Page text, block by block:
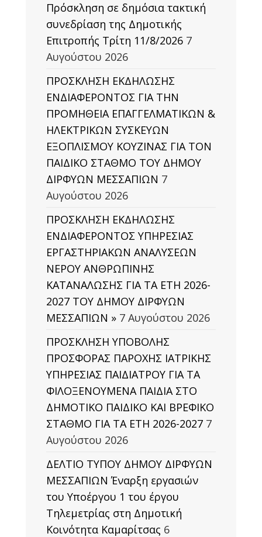
Πρόσκληση σε δημόσια τακτική
συνεδρίαση της Δημοτικής
Επιτροπής Τρίτη 11/8/2026 7
Αυγούστου 2026
ΠΡΟΣΚΛΗΣΗ ΕΚΔΗΛΩΣΗΣ
ΕΝΔΙΑΦΕΡΟΝΤΟΣ ΓΙΑ ΤΗΝ
ΠΡΟΜΗΘΕΙΑ ΕΠΑΓΓΕΛΜΑΤΙΚΩΝ &
ΗΛΕΚΤΡΙΚΩΝ ΣΥΣΚΕΥΩΝ
ΕΞΟΠΛΙΣΜΟΥ ΚΟΥΖΙΝΑΣ ΓΙΑ ΤΟΝ
ΠΑΙΔΙΚΟ ΣΤΑΘΜΟ ΤΟΥ ΔΗΜΟΥ
ΔΙΡΦΥΩΝ ΜΕΣΣΑΠΙΩΝ 7
Αυγούστου 2026
ΠΡΟΣΚΛΗΣΗ ΕΚΔΗΛΩΣΗΣ
ΕΝΔΙΑΦΕΡΟΝΤΟΣ ΥΠΗΡΕΣΙΑΣ
ΕΡΓΑΣΤΗΡΙΑΚΩΝ ΑΝΑΛΥΣΕΩΝ
ΝΕΡΟΥ ΑΝΘΡΩΠΙΝΗΣ
ΚΑΤΑΝΑΛΩΣΗΣ ΓΙΑ ΤΑ ΕΤΗ 2026-
2027 ΤΟΥ ΔΗΜΟΥ ΔΙΡΦΥΩΝ
ΜΕΣΣΑΠΙΩΝ » 7 Αυγούστου 2026
ΠΡΟΣΚΛΗΣΗ ΥΠΟΒΟΛΗΣ
ΠΡΟΣΦΟΡΑΣ ΠΑΡΟΧΗΣ ΙΑΤΡΙΚΗΣ
ΥΠΗΡΕΣΙΑΣ ΠΑΙΔΙΑΤΡΟΥ ΓΙΑ ΤΑ
ΦΙΛΟΞΕΝΟΥΜΕΝΑ ΠΑΙΔΙΑ ΣΤΟ
ΔΗΜΟΤΙΚΟ ΠΑΙΔΙΚΟ ΚΑΙ ΒΡΕΦΙΚΟ
ΣΤΑΘΜΟ ΓΙΑ ΤΑ ΕΤΗ 2026-2027 7
Αυγούστου 2026
ΔΕΛΤΙΟ ΤΥΠΟΥ ΔΗΜΟΥ ΔΙΡΦΥΩΝ
ΜΕΣΣΑΠΙΩΝ Έναρξη εργασιών
του Υποέργου 1 του έργου
Τηλεμετρίας στη Δημοτική
Κοινότητα Καμαρίτσας 6